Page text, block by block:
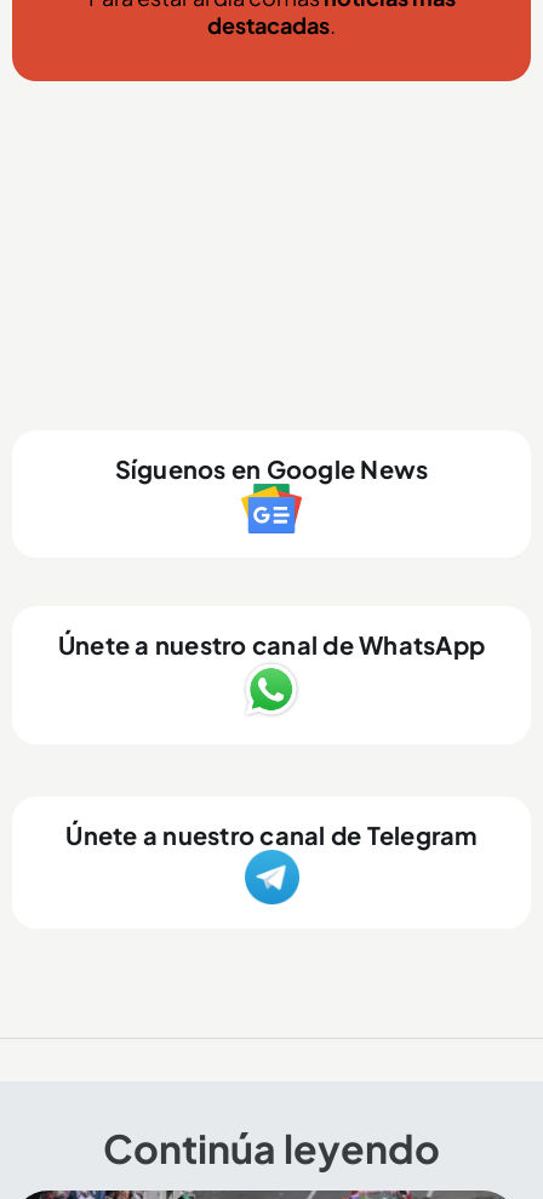
destacadas.
Síguenos en Google News
Únete a nuestro canal de WhatsApp
Únete a nuestro canal de Telegram
Continúa leyendo